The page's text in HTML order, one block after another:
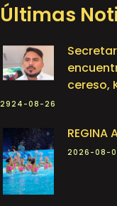
Últimas
cereso,
2924-08-26
REGINA
2026-08-